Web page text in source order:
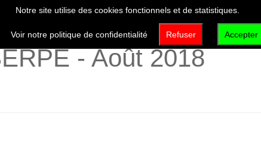
VISITER DÉCOUVRIR QUI SOMMES-NOUS ?
- Août 2018
Notre site utilise des cookies fonctionnels et de statistiques.
Voir notre politique de confidentialité Refuser Accepter